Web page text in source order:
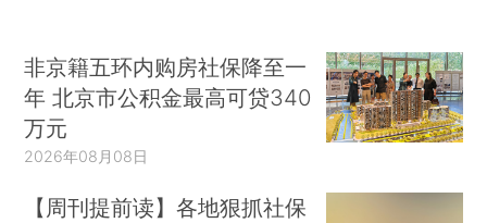
非京籍五环内购房社保降至一
年 北京市公积金最高可贷340
万元
2026年08月08日
【周刊提前读】各地狠抓社保